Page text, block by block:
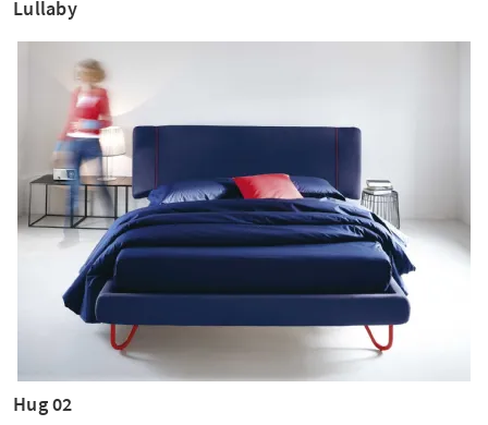
Lullaby
Hug 02